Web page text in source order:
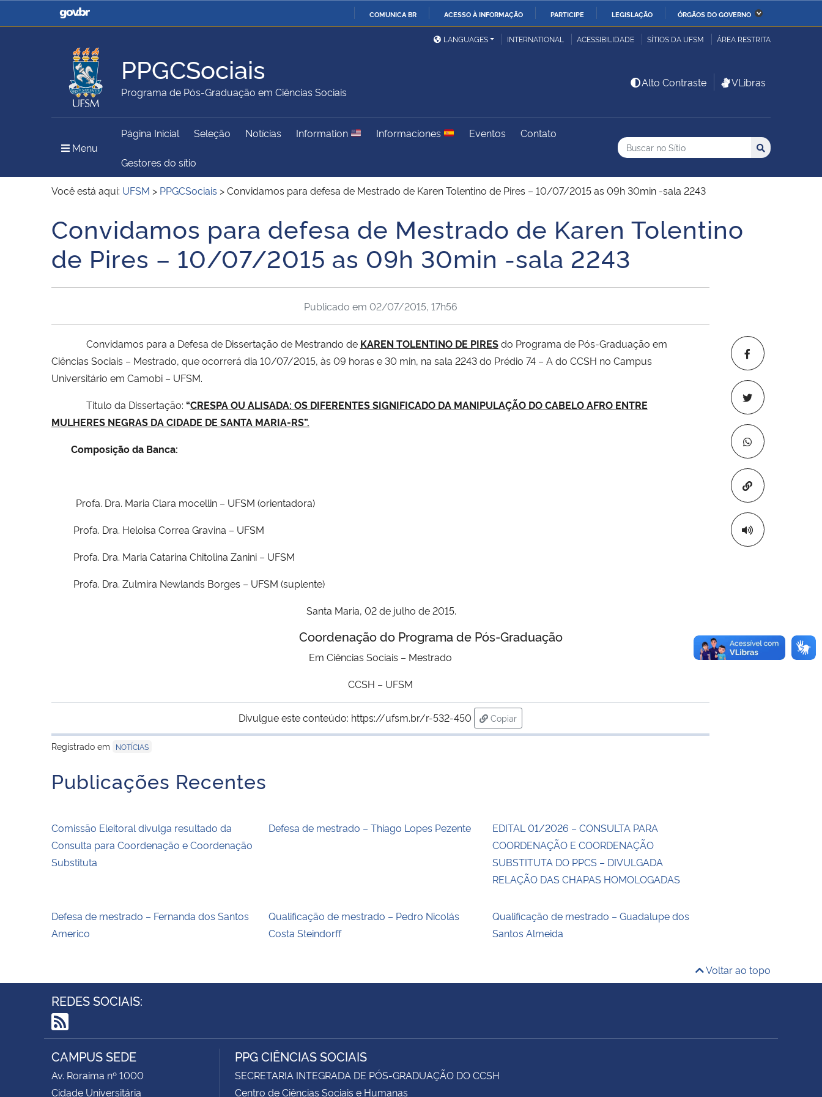
COMUNICA BR ACESSO À INFORMAÇÃO PARTICIPE LEGISLAÇÃO ÓRGÃOS DO GOVERNO
Casa Civil
Ministério da Justiça e
Ministério da Defesa
Ministério das Relações
Exteriores
Ministério da Economia Ministério da Infraestrutura
Ministério da Agricultura,
Pecuária e Abastecimento
Ministério da Educação
Ministério da Ciência,
Tecnologia, Inovações e
Ministério do Meio Ambiente Ministério do Turismo
Humanos
Institucional
LANGUAGES INTERNATIONAL ACESSIBILIDADE SÍTIOS DA UFSM ÁREA RESTRITA
PPGCSociais
Programa de Pós-Graduação em Ciências Sociais
Alto Contraste VLibras
Menu
Página Inicial Seleção Notícias Information Informaciones Eventos Contato
Gestores do sítio
Busca
Buscar no no Sítio
Busca: Buscar
Você está aqui: UFSM > PPGCSociais >Convidamos para defesa de Mestrado de Karen Tolentino de Pires – 10/07/2015 as 09h 30min -sala 2243
Início do conteúdo
Convidamos para defesa de Mestrado de Karen Tolentino
de Pires – 10/07/2015 as 09h 30min -sala 2243
Copiar para
Publicado em 02/07/2015, 17h56
Convidamos para a Defesa de Dissertação de Mestrando de KAREN TOLENTINO DE PIRESdo Programa de Pós-Graduação em
Ciências Sociais – Mestrado, que ocorrerá dia 10/07/2015, às 09 horas e 30 min, na sala 2243 do Prédio 74 – A do CCSH no Campus
Universitário em Camobi – UFSM.
Titulo da Dissertação: “CRESPA OU ALISADA: OS DIFERENTES SIGNIFICADO DA MANIPULAÇÃO DO CABELO AFRO ENTRE
MULHERES NEGRAS DA CIDADE DE SANTA MARIA-RS”.
Composição da Banca:
Profa. Dra. Maria Clara mocellin – UFSM (orientadora)
Profa. Dra. Heloisa Correa Gravina – UFSM
Profa. Dra. Maria Catarina Chitolina Zanini – UFSM
Profa. Dra. Zulmira Newlands Borges – UFSM (suplente)
Santa Maria, 02 de julho de 2015.
Coordenação do Programa de Pós-Graduação
Em Ciências Sociais – Mestrado
CCSH – UFSM
Divulgue este conteúdo: https://ufsm.br/r-532-450
Copiar
para área de transferência
Registrado em
NOTÍCIAS
Publicações Recentes
Comissão Eleitoral divulga resultado da
Consulta para Coordenação e Coordenação
Substituta
Defesa de mestrado – Thiago Lopes Pezente
EDITAL 01/2026 – CONSULTA PARA
COORDENAÇÃO E COORDENAÇÃO
SUBSTITUTA DO PPCS – DIVULGADA
RELAÇÃO DAS CHAPAS HOMOLOGADAS
Defesa de mestrado – Fernanda dos Santos
Americo
Qualificação de mestrado – Pedro Nicolás
Costa Steindorff
Qualificação de mestrado – Guadalupe dos
Santos Almeida
Voltar ao topo
REDES SOCIAIS:
RSS
CAMPUS SEDE
Av. Roraima nº 1000
Cidade Universitária
PPG CIÊNCIAS SOCIAIS
SECRETARIA INTEGRADA DE PÓS-GRADUAÇÃO DO CCSH
Centro de Ciências Sociais e Humanas